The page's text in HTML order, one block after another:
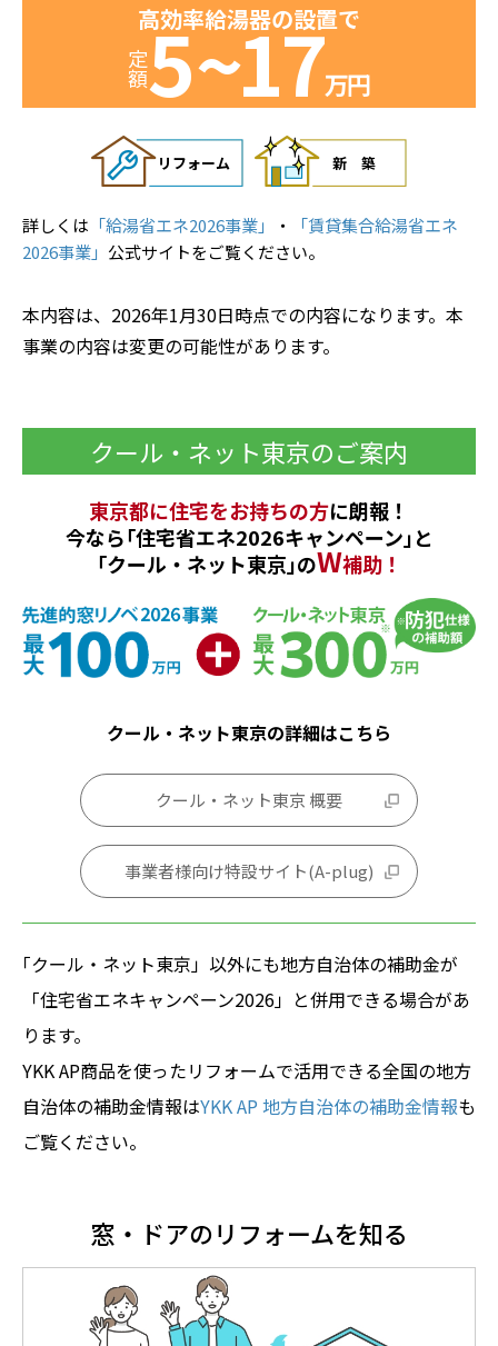
高効率給湯器の設置で
定額5~17万円
リフォーム 新築
詳しくは 「給湯省エネ2026事業」 ・
「賃貸集合給湯省エネ
2026事業」 公式サイトをご覧ください。
本内容は、2026年1月30日時点での内容になります。本
事業の内容は変更の可能性があります。
クール・ネット東京のご案内
東京都に住宅をお持ちの方に朗報！
今なら｢住宅省エネ2026キャンペーン｣と
｢クール・ネット東京｣のW補助！
クール・ネット東京の詳細はこちら
クール・ネット東京 概要
事業者様向け特設サイト(A-plug)
｢クール・ネット東京」以外にも地方自治体の補助金が
「住宅省エネキャンペーン2026」と併用できる場合があ
ります。
YKK AP商品を使ったリフォームで活用できる全国の地方
自治体の補助金情報はYKK AP 地方自治体の補助金情報も
ご覧ください。
窓・ドアのリフォームを知る